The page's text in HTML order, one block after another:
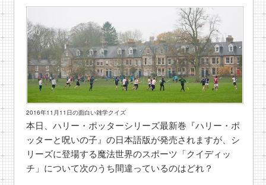
2016年11月11日の面白い雑学クイズ
本日、ハリー・ポッターシリーズ最新巻『ハリー・ポ
ッターと呪いの子』の日本語版が発売されますが、シ
リーズに登場する魔法世界のスポーツ「クイディッ
チ」について次のうち間違っているのはどれ？